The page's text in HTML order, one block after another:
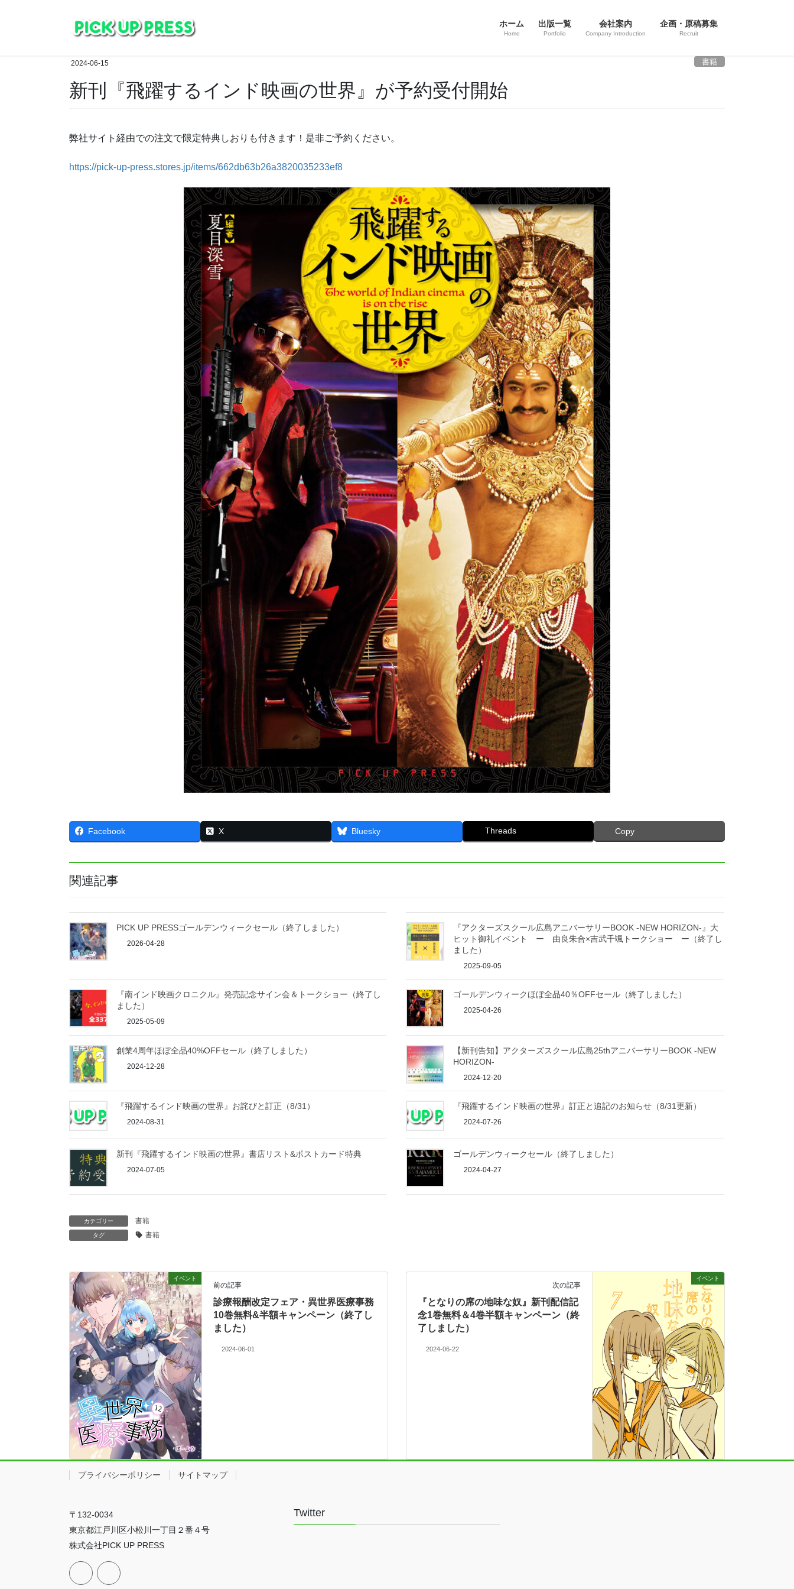
ホーム
Home
出版一覧
Portfolio
会社案内
Company Introduction
企画・原稿募集
Recruit
2024-06-15 書籍
新刊『飛躍するインド映画の世界』が予約受付開始
弊社サイト経由での注文で限定特典しおりも付きます！是非ご予約ください。
https://pick-up-press.stores.jp/items/662db63b26a3820035233ef8
Facebook X Bluesky Threads Copy
関連記事
PICK UP PRESSゴールデンウィークセール（終了しました）
2026-04-28
『アクターズスクール広島アニバーサリーBOOK -NEW HORIZON-』大
ヒット御礼イベント ー 由良朱合×吉武千颯トークショー ー（終了し
ました）
2025-09-05
『南インド映画クロニクル』発売記念サイン会＆トークショー（終了し
ました）
2025-05-09
ゴールデンウィークほぼ全品40％OFFセール（終了しました）
2025-04-26
創業4周年ほぼ全品40%OFFセール（終了しました）
2024-12-28
【新刊告知】アクターズスクール広島25thアニバーサリーBOOK -NEW
HORIZON-
2024-12-20
『飛躍するインド映画の世界』お詫びと訂正（8/31）
2024-08-31
『飛躍するインド映画の世界』訂正と追記のお知らせ（8/31更新）
2024-07-26
新刊『飛躍するインド映画の世界』書店リスト&ポストカード特典
2024-07-05
ゴールデンウィークセール（終了しました）
2024-04-27
カテゴリー 書籍
タグ 書籍
イベント
前の記事
診療報酬改定フェア・異世界医療事務
10巻無料&半額キャンペーン（終了し
ました）
2024-06-01
イベント
次の記事
『となりの席の地味な奴』新刊配信記
念1巻無料＆4巻半額キャンペーン（終
了しました）
2024-06-22
プライバシーポリシー サイトマップ
〒132-0034
東京都江戸川区小松川一丁目２番４号
株式会社PICK UP PRESS
Twitter